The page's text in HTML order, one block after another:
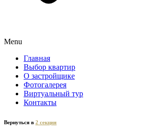
Menu
Главная
Выбор квартир
О застройщике
Фотогалерея
Виртуальный тур
Контакты
Вернуться в 2 секция